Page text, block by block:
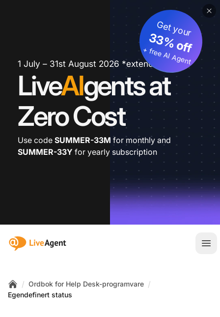
1 July – 31st August 2026 *extended
LiveAIgents at
Zero Cost
Get your
33% off
+ free AI Agent
Use code SUMMER-33M for monthly and
SUMMER-33Y for yearly subscription
:site.title
Home
/ Ordbok for Help Desk-programvare /
Egendefinert status